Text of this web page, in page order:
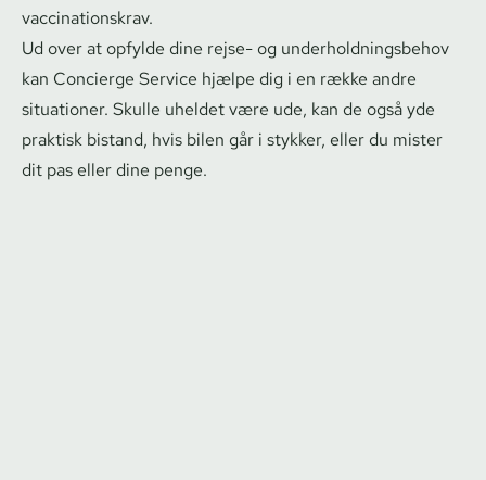
vac­ci­na­tions­krav.
Ud over at opfylde dine rejse- og un­der­hold­nings­be­hov
kan Concierge Service hjælpe dig i en række andre
situationer. Skulle uheldet være ude, kan de også yde
praktisk bistand, hvis bilen går i stykker, eller du mister
dit pas eller dine penge.